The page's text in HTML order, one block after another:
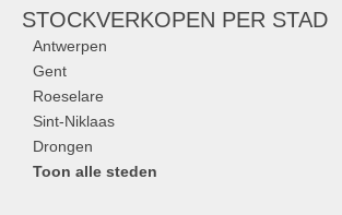
STOCKVERKOPEN PER STAD
Antwerpen
Gent
Roeselare
Sint-Niklaas
Drongen
Toon alle steden